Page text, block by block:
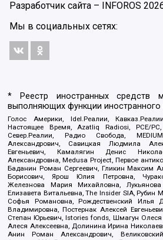
Разработчик сайта – INFOROS
Мы в социальных сетях:
* Реестр иностранных средств
выполняющих функции иностранного
Голос Америки, Idel.Реалии,
Настоящее Время, Azatliq Radiosi, PCE/PC,
Север.Реалии, Радио Свобода,
Александрович, Савицкая Людмила
Евгеньевич, Камалягин Денис
Александровна, Medusa Project, Первое
Баданин Роман Сергеевич, Гликин Максим
Борисович, Ярош Юлия Петровна,
Железнова Мария Михайловна,
Елизавета Витальевна, The Insider SIA, Рубин
Софья Романовна, Рождественский Илья
Владимировна, Постернак Алексей
Степан Юрьевич, Istories fonds, Шмагун
Алеся Алексеевна, Долинина Ирина
Анин Роман Александрович,